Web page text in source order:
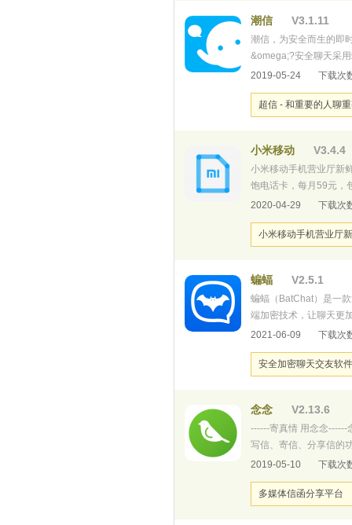
潮信 V3.1.11
潮信，为安全而生的即
&omega;?安全聊天采
口，所有用户均可创建
2019-05-24 下载次
超信 - 和重要的人聊
小米移动 V3.4.4
小米移动手机营业厅新
饱电话卡，每月59元，
于未激活状态，安全隐
2020-04-29 下载次
小米移动手机营业厅
蝙蝠 V2.5.1
蝙蝠（BatChat）是一
端加密技术，让聊天更
后，可以更快速查看和
2021-06-09 下载次
安全加密聊天交友软件
念念 V2.13.6
------寄真情 用念念------
写信、寄信、分享信的
承中华传统礼仪和家书
2019-05-10 下载次
多媒体信函分享平台